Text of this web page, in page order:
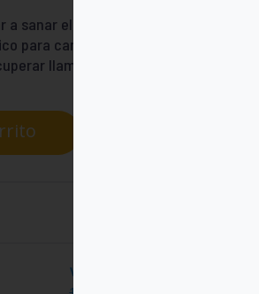
sanar el corazón o alcanzar sus
para caminar acompañado, dejándose
llamas latentes.
Versión papel